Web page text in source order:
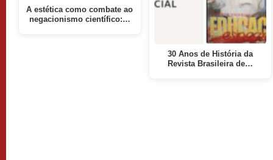
A estética como combate ao
negacionismo científico:…
30 Anos de História da
Revista Brasileira de…